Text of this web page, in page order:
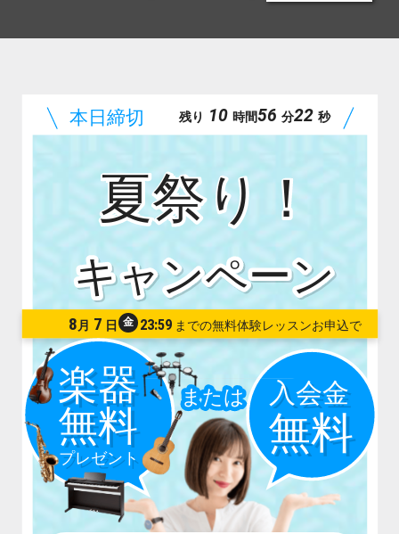
夏祭り！
8 月 7 日 金23:59
残り 10 時間56 分20 秒